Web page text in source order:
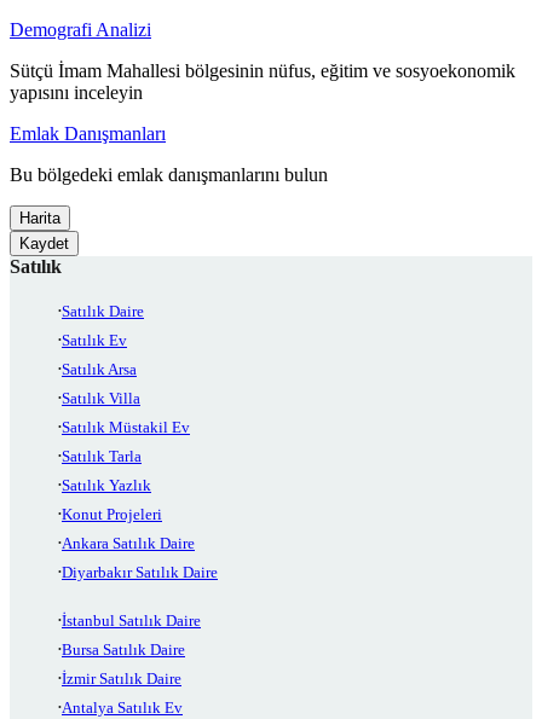
Demografi Analizi
Sütçü İmam Mahallesi bölgesinin nüfus, eğitim ve sosyoekonomik
yapısını inceleyin
Emlak Danışmanları
Bu bölgedeki emlak danışmanlarını bulun
Harita
Kaydet
Satılık
Satılık Daire
Satılık Ev
Satılık Arsa
Satılık Villa
Satılık Müstakil Ev
Satılık Tarla
Satılık Yazlık
Konut Projeleri
Ankara Satılık Daire
Diyarbakır Satılık Daire
İstanbul Satılık Daire
Bursa Satılık Daire
İzmir Satılık Daire
Antalya Satılık Ev